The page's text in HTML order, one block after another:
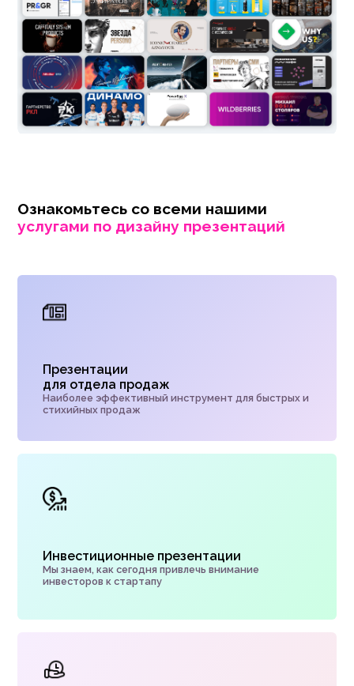
Ознакомьтесь со всеми нашими
услугами по дизайну презентаций
Презентации
для отдела продаж
Наиболее эффективный инструмент для быстрых и
стихийных продаж
Инвестиционные презентации
Мы знаем, как сегодня привлечь внимание
инвесторов к стартапу